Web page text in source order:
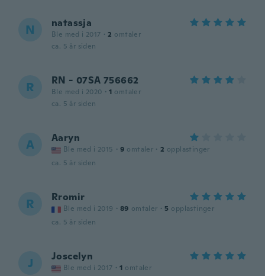
N natassja
Ble med i 2017 · 2 omtaler
ca. 5 år siden
R RN - 07SA 756662
Ble med i 2020 · 1 omtaler
ca. 5 år siden
A Aaryn
Ble med i 2015 · 9 omtaler · 2 opplastinger
ca. 5 år siden
R Rromir
Ble med i 2019 · 89 omtaler · 5 opplastinger
ca. 5 år siden
J Joscelyn
Ble med i 2017 · 1 omtaler